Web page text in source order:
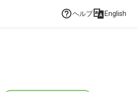
ヘルプ English